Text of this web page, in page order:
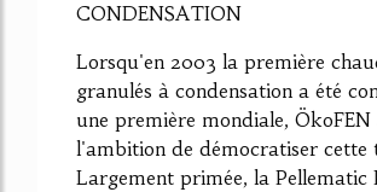
CONDENSATION
Lorsqu'en 2003 la première
granulés à condensation a été
une première mondiale, ÖkoFEN
l'ambition de démocratiser cette
Largement primée, la Pellematic